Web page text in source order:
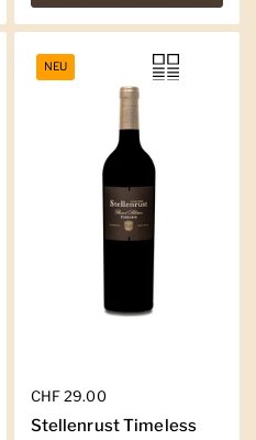
Regulärer Preis
CHF 29.00
Stellenrust Timeless
NEU